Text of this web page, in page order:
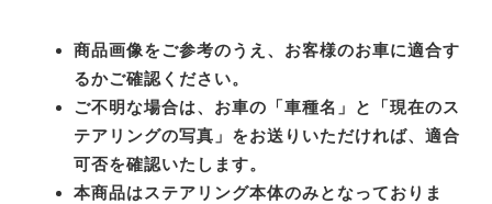
商品画像をご参考のうえ、お客様のお車に適合す
るかご確認ください。
ご不明な場合は、お車の「車種名」と「現在のス
テアリングの写真」をお送りいただければ、適合
可否を確認いたします。
本商品はステアリング本体のみとなっておりま